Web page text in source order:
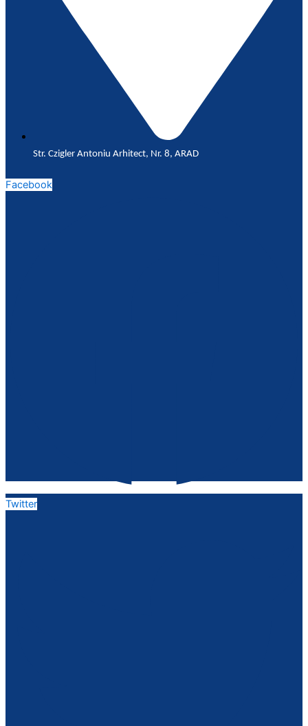
Str. Czigler Antoniu Arhitect, Nr. 8, ARAD
Facebook
Twitter